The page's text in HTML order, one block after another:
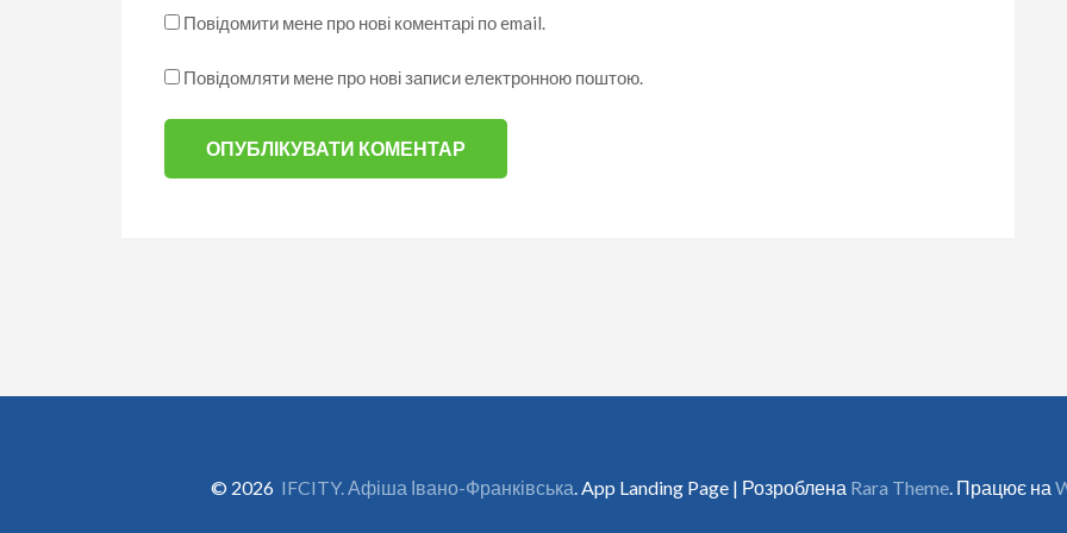
Повідомити мене про нові коментарі по email.
Повідомляти мене про нові записи електронною поштою.
© 2026 IFCITY. Афіша Івано-Франківська. App Landing Page | Розроблена Rara Theme. Працює на